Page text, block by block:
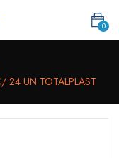
0
24 UN TOTALPLAST